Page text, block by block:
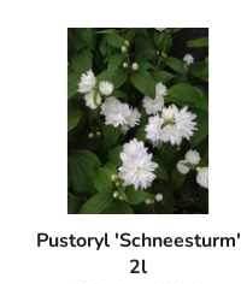
Pustoryl 'Schneesturm'
2l